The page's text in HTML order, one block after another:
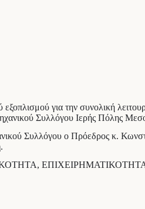
για την συνολική
Συλλόγου Ιερής Πόλης
Συλλόγου ο Πρόεδρος κ.